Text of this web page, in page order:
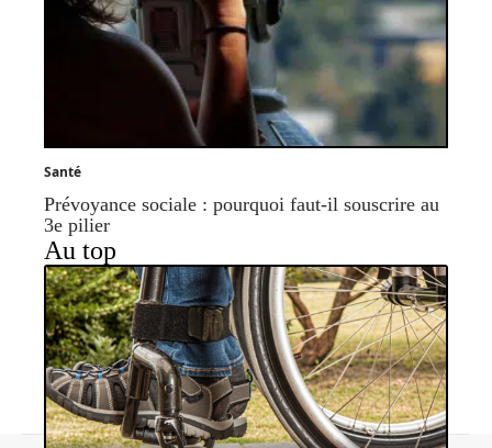
Santé
Prévoyance sociale : pourquoi faut-il souscrire au
3e pilier
Au top